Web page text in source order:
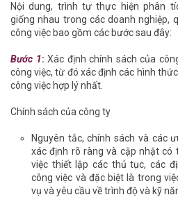
Nội dung, trình tự thực hiện phân
giống nhau trong các doanh nghiệp,
công việc bao gồm các bước sau đây:
Bước 1:Xác định chính sách của
công việc, từ đó xác định các hình
công việc hợp lý nhất.
Chính sách của công ty
Nguyên tắc, chính sách và các
xác định rõ ràng và cập nhật có
việc thiết lập các thủ tục, các
công việc và đặc biệt là trong
vụ và yêu cầu về trình độ và kỹ